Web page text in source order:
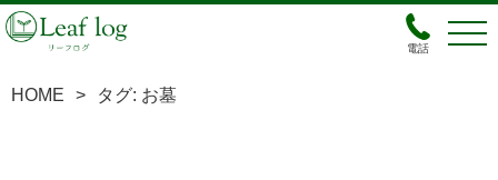
電話
HOME > タグ: お墓